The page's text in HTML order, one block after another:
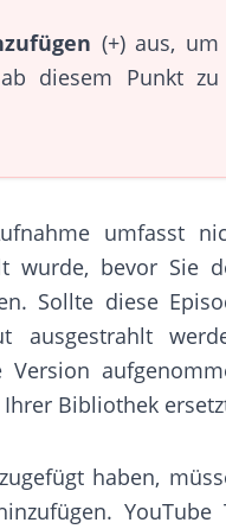
(+) aus, um
diesem Punkt zu
umfasst
wurde, bevor Sie
Sollte diese
ausgestrahlt
Bibliothek
haben,
YouTube